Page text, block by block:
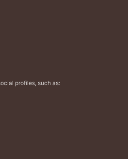
profiles, such as: